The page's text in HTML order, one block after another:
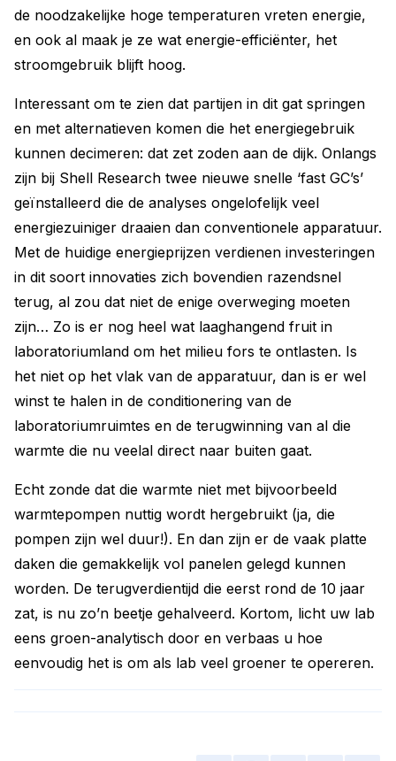
de noodzakelijke hoge temperaturen vreten energie,
en ook al maak je ze wat energie-efficiënter, het
stroomgebruik blijft hoog.
Interessant om te zien dat partijen in dit gat springen
en met alternatieven komen die het energiegebruik
kunnen decimeren: dat zet zoden aan de dijk. Onlangs
zijn bij Shell Research twee nieuwe snelle ‘fast GC’s’
geïnstalleerd die de analyses ongelofelijk veel
energiezuiniger draaien dan conventionele apparatuur.
Met de huidige energieprijzen verdienen investeringen
in dit soort innovaties zich bovendien razendsnel
terug, al zou dat niet de enige overweging moeten
zijn… Zo is er nog heel wat laaghangend fruit in
laboratoriumland om het milieu fors te ontlasten. Is
het niet op het vlak van de apparatuur, dan is er wel
winst te halen in de conditionering van de
laboratoriumruimtes en de terugwinning van al die
warmte die nu veelal direct naar buiten gaat.
Echt zonde dat die warmte niet met bijvoorbeeld
warmtepompen nuttig wordt hergebruikt (ja, die
pompen zijn wel duur!). En dan zijn er de vaak platte
daken die gemakkelijk vol panelen gelegd kunnen
worden. De terugverdientijd die eerst rond de 10 jaar
zat, is nu zo’n beetje gehalveerd. Kortom, licht uw lab
eens groen-analytisch door en verbaas u hoe
eenvoudig het is om als lab veel groener te opereren.